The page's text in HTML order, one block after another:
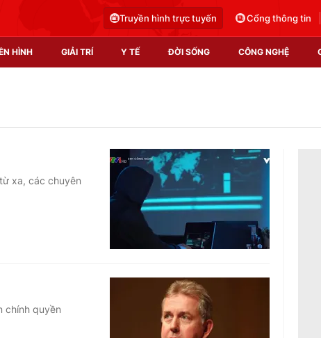
Truyền hình trực tuyến Cổng thông tin
HÌNH GIẢI TRÍ Y TẾ ĐỜI SỐNG CÔNG NGHỆ
Video
Shorts video
Podcast
EMagazine
Photo
Infographic
Góc ảnh
xa, các chuyên
chính quyền